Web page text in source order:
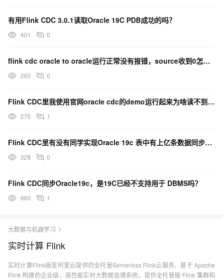
有用Flink CDC 3.0.1读取Oracle 19C PDB成功的吗？
401 0
flink cdc oracle to oracle运行正常没有报错，source收到0怎么办？
265 0
Flink CDC里我使用官网oracle cdc的demo运行起来为啥读不到oracle的数据啊？
275 1
Flink CDC里有没有同学实现Oracle 19c 表中有上亿条数据同步到starrocks？
328 0
Flink CDC同步Oracle19c，是19C已经不支持用于 DBMS吗？
960 1
大数据与机器学习
实时计算 Flink
实时计算Flink版是阿里云提供的全托管Serverless Flink云服务，基于 Apache
Flink 构建的企业级、高性能实时大数据处理系统。提供全托管版 Flink 集群和